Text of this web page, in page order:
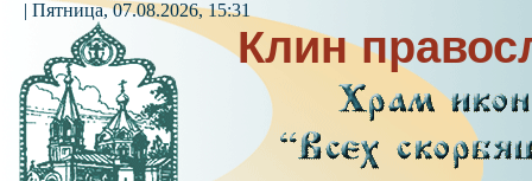
Клин
| Пятница, 07.08.2026, 15:31